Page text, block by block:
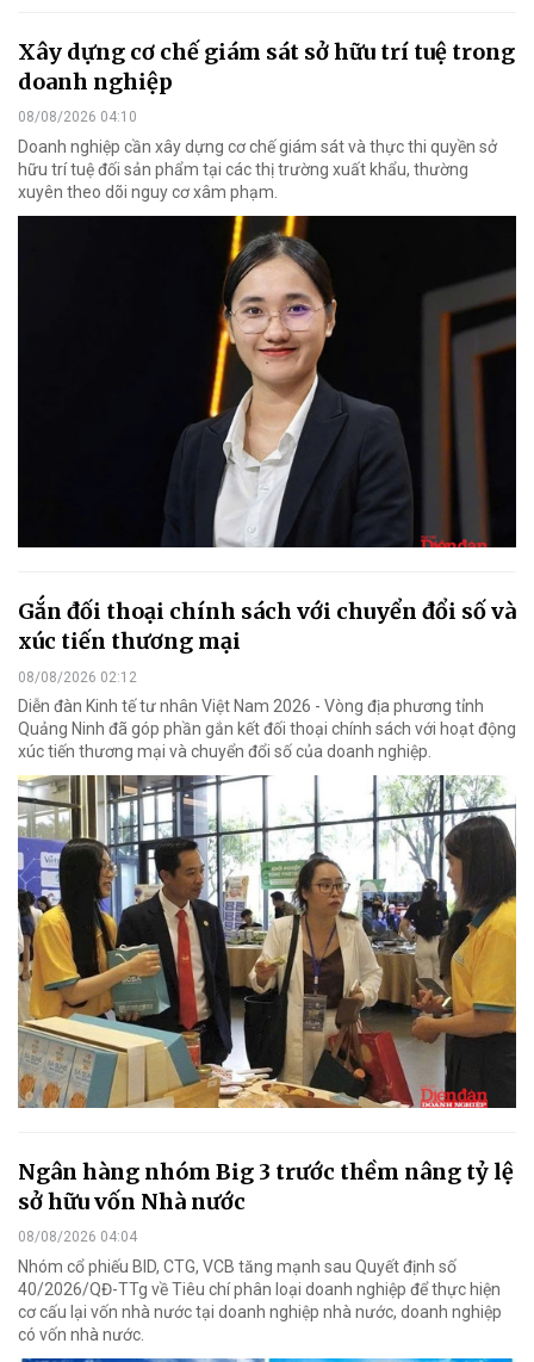
Xây dựng cơ chế giám sát sở hữu trí tuệ trong
doanh nghiệp
08/08/2026 04:10
Doanh nghiệp cần xây dựng cơ chế giám sát và thực thi quyền sở
hữu trí tuệ đối sản phẩm tại các thị trường xuất khẩu, thường
xuyên theo dõi nguy cơ xâm phạm.
Gắn đối thoại chính sách với chuyển đổi số và
xúc tiến thương mại
08/08/2026 02:12
Diễn đàn Kinh tế tư nhân Việt Nam 2026 - Vòng địa phương tỉnh
Quảng Ninh đã góp phần gắn kết đối thoại chính sách với hoạt động
xúc tiến thương mại và chuyển đổi số của doanh nghiệp.
Ngân hàng nhóm Big 3 trước thềm nâng tỷ lệ
sở hữu vốn Nhà nước
08/08/2026 04:04
Nhóm cổ phiếu BID, CTG, VCB tăng mạnh sau Quyết định số
40/2026/QĐ-TTg về Tiêu chí phân loại doanh nghiệp để thực hiện
cơ cấu lại vốn nhà nước tại doanh nghiệp nhà nước, doanh nghiệp
có vốn nhà nước.